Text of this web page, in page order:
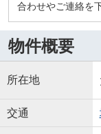
合わせやご連絡を
物件概要
所在地
交通